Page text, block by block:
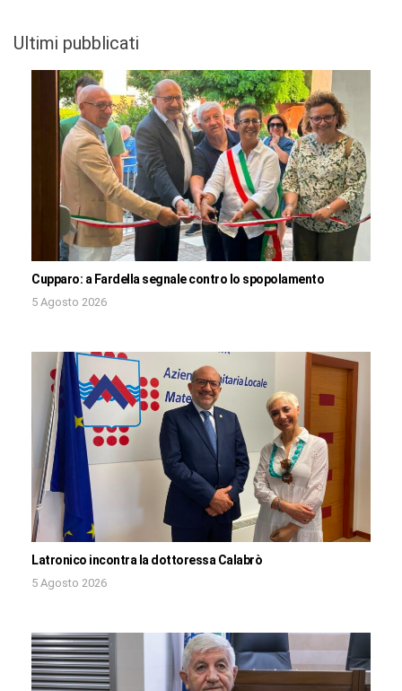
Ultimi pubblicati
Cupparo: a Fardella segnale contro lo spopolamento
5 Agosto 2026
Latronico incontra la dottoressa Calabrò
5 Agosto 2026